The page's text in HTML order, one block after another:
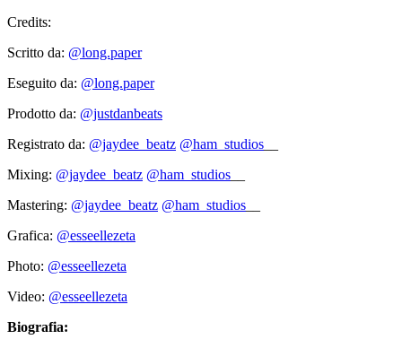
Credits:
Scritto da: @long.paper
Eseguito da: @long.paper
Prodotto da: @justdanbeats
Registrato da: @jaydee_beatz @ham_studios
Mixing: @jaydee_beatz @ham_studios
Mastering: @jaydee_beatz @ham_studios
Grafica: @esseellezeta
Photo: @esseellezeta
Video: @esseellezeta
Biografia: